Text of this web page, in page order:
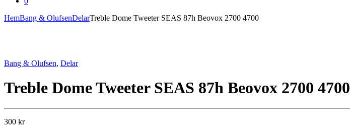
HemBang & OlufsenDelarTreble Dome Tweeter SEAS 87h Beovox 2700 4700
Bang & Olufsen, Delar
Treble Dome Tweeter SEAS 87h Beovox 2700 4700
300 kr